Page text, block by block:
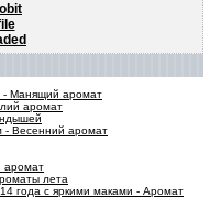
- Манящий аромат
аромат
- Весенний аромат
аромат
лета
года с яркими маками - Аромат